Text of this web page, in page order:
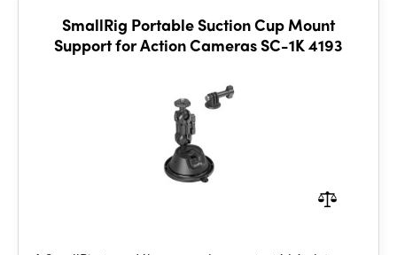
SmallRig Portable Suction Cup Mount
Support for Action Cameras SC-1K 4193